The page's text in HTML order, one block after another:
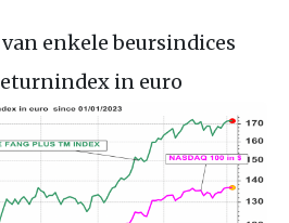
enkele beursindices
in euro